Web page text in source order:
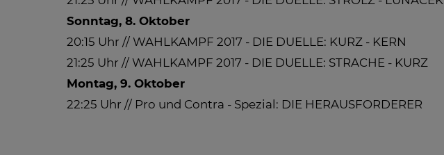
Sonntag, 8. Oktober
20:15 Uhr // WAHLKAMPF 2017 - DIE DUELLE: KURZ - KERN
21:25 Uhr // WAHLKAMPF 2017 - DIE DUELLE: STRACHE - KURZ
Montag, 9. Oktober
22:25 Uhr // Pro und Contra - Spezial: DIE HERAUSFORDERER